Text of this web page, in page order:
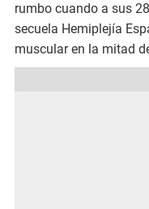
rumbo cuando a sus
secuela Hemiplejía
muscular en la mitad